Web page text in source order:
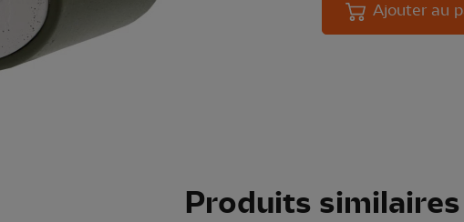
Ajouter au
Produits similaires